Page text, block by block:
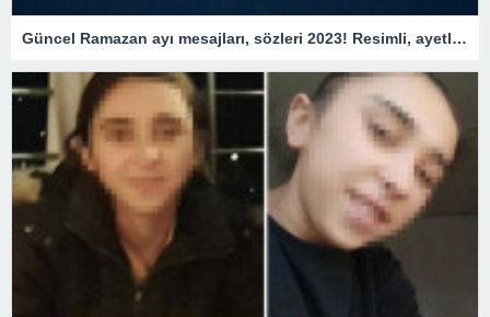
Güncel Ramazan ayı mesajları, sözleri 2023! Resimli, ayetli, dualı hoş geldin Ya Şehr-i Ramazan, Hayırlı Ramazanlar mesajları!